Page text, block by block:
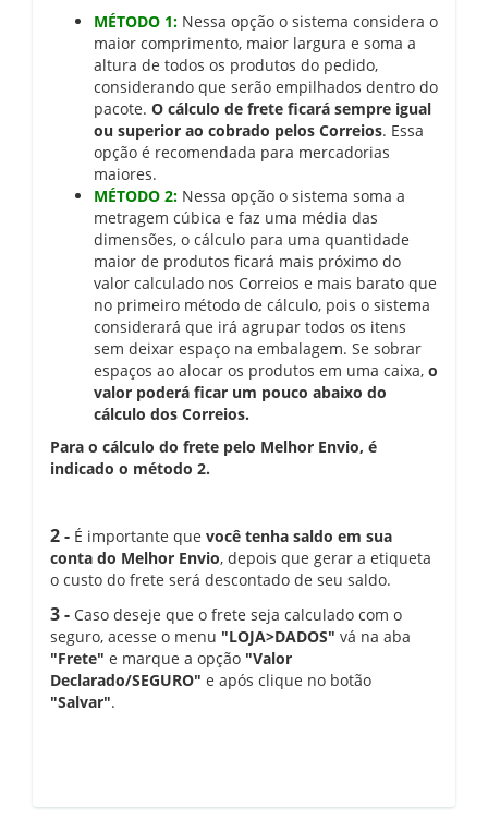
MÉTODO 1: Nessa opção o sistema considera o
maior comprimento, maior largura e soma a
altura de todos os produtos do pedido,
considerando que serão empilhados dentro do
pacote. O cálculo de frete ficará sempre igual
ou superior ao cobrado pelos Correios. Essa
opção é recomendada para mercadorias
maiores.
MÉTODO 2: Nessa opção o sistema soma a
metragem cúbica e faz uma média das
dimensões, o cálculo para uma quantidade
maior de produtos ficará mais próximo do
valor calculado nos Correios e mais barato que
no primeiro método de cálculo, pois o sistema
considerará que irá agrupar todos os itens
sem deixar espaço na embalagem. Se sobrar
espaços ao alocar os produtos em uma caixa, o
valor poderá ficar um pouco abaixo do
cálculo dos Correios.
Para o cálculo do frete pelo Melhor Envio, é
indicado o método 2.
2 - É importante que você tenha saldo em sua
conta do Melhor Envio, depois que gerar a etiqueta
o custo do frete será descontado de seu saldo.
3 - Caso deseje que o frete seja calculado com o
seguro, acesse o menu "LOJA>DADOS" vá na aba
"Frete" e marque a opção "Valor
Declarado/SEGURO" e após clique no botão
"Salvar".